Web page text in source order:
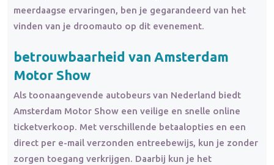
meerdaagse ervaringen, ben je gegarandeerd van het
vinden van je droomauto op dit evenement.
betrouwbaarheid van Amsterdam
Motor Show
Als toonaangevende autobeurs van Nederland biedt
Amsterdam Motor Show een veilige en snelle online
ticketverkoop. Met verschillende betaalopties en een
direct per e-mail verzonden entreebewijs, kun je zonder
zorgen toegang verkrijgen. Daarbij kun je het